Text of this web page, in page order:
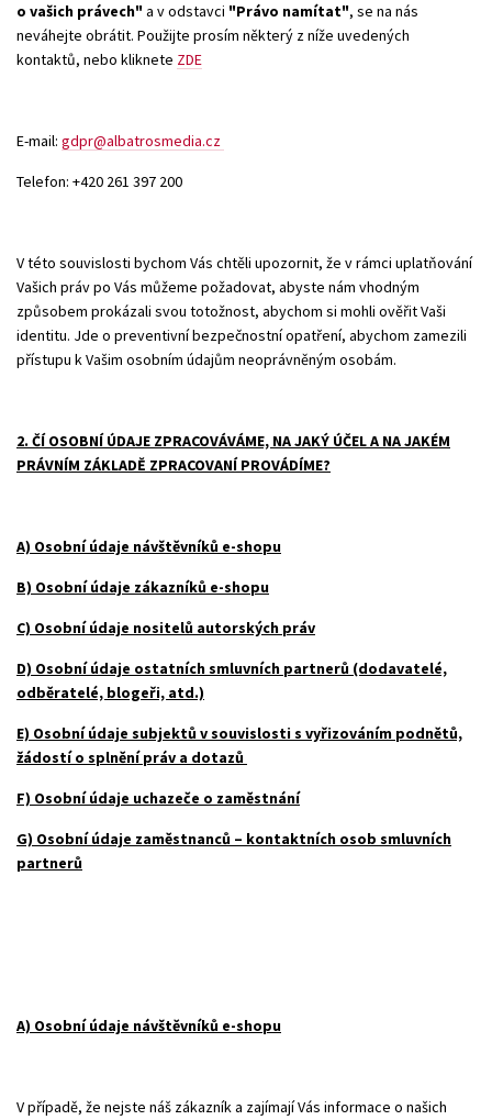
o vašich právech"a v odstavci "Právo namítat", se na nás
neváhejte obrátit. Použijte prosím některý z níže uvedených
kontaktů, nebo kliknete ZDE
E-mail: gdpr@albatrosmedia.cz
Telefon: +420 261 397 200
V této souvislosti bychom Vás chtěli upozornit, že v rámci uplatňování
Vašich práv po Vás můžeme požadovat, abyste nám vhodným
způsobem prokázali svou totožnost, abychom si mohli ověřit Vaši
identitu. Jde o preventivní bezpečnostní opatření, abychom zamezili
přístupu k Vašim osobním údajům neoprávněným osobám.
2. ČÍ OSOBNÍ ÚDAJE ZPRACOVÁVÁME, NA JAKÝ ÚČEL A NA JAKÉM
PRÁVNÍM ZÁKLADĚ ZPRACOVANÍ PROVÁDÍME?
A) Osobní údaje návštěvníků e-shopu
B) Osobní údaje zákazníků e-shopu
C) Osobní údaje nositelů autorských práv
D) Osobní údaje ostatních smluvních partnerů (dodavatelé,
odběratelé, blogeři, atd.)
E) Osobní údaje subjektů v souvislosti s vyřizováním podnětů,
žádostí o splnění práv a dotazů
F) Osobní údaje uchazeče o zaměstnání
G) Osobní údaje zaměstnanců – kontaktních osob smluvních
partnerů
A) Osobní údaje návštěvníků e-shopu
V případě, že nejste náš zákazník a zajímají Vás informace o našich